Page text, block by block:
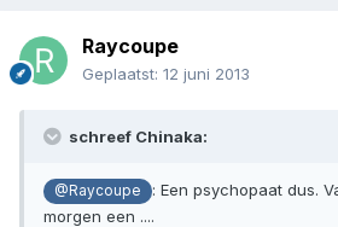
Raycoupe
Geplaatst: 12 juni 2013
schreef Chinaka:
@Raycoupe
: Een psychopaat dus.
morgen een ....